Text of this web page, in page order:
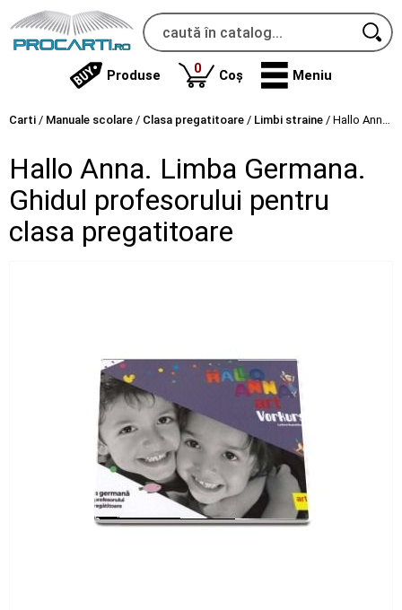
Produse 0produse
Coș Meniu
Carti / Manuale scolare / Clasa pregatitoare / Limbi straine / Hallo Anna. Limba Germana. Ghidul profesorului pentru clasa pregatitoare
Hallo Anna. Limba Germana.
Ghidul profesorului pentru
clasa pregatitoare